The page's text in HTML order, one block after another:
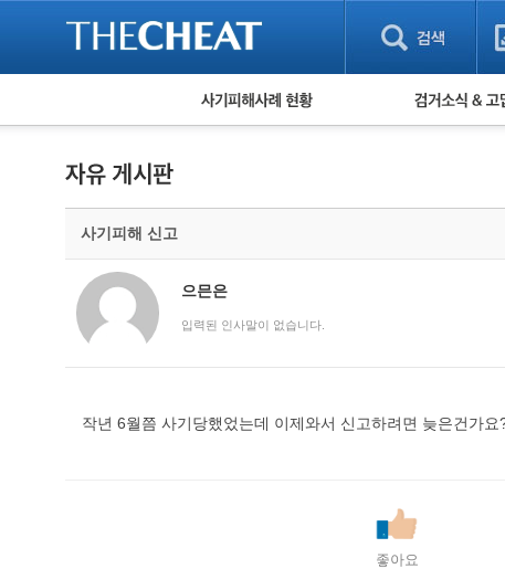
피해사례 현황
유해사이트 목록
비공개 피해사례
검거 소식
사기피해 신고
으믄은
입력된 인사말이 없습니다.
작년 6월쯤 사기당했었는데 이제와서 신고하려면 늦은건가요
좋아요